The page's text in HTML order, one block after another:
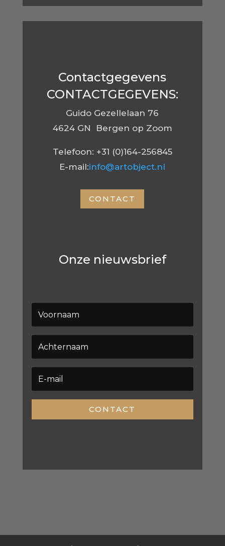
Contactgegevens
CONTACTGEGEVENS:
Guido Gezellelaan 76
4624 GN Bergen op Zoom
Telefoon: +31 (0)164-256845
E-mail:info@artobject.nl
CONTACT
Onze nieuwsbrief
CONTACT